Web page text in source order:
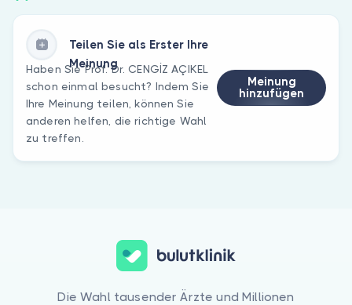
Teilen Sie als Erster Ihre
Meinung
Haben Sie Prof. Dr. CENGİZ AÇIKEL
schon einmal besucht? Indem Sie
Ihre Meinung teilen, können Sie
anderen helfen, die richtige Wahl
zu treffen.
Meinung
hinzufügen
Die Wahl tausender Ärzte und Millionen